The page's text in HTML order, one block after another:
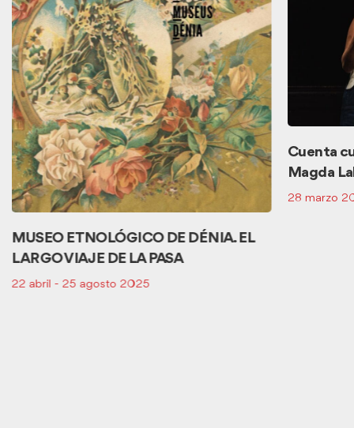
MUSEO ETNOLÓGICO DE DÉNIA. EL
LARGO VIAJE DE LA PASA
22 abril - 25 agosto 2025
Cuenta
Magda
28 marzo